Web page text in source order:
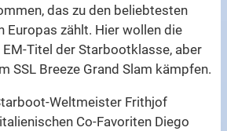
das zu den beliebtesten
Europas zählt. Hier wollen die
EM-Titel der Starbootklasse, aber
SSL Breeze Grand Slam kämpfen.
Weltmeister Frithjof
Co-Favoriten Diego